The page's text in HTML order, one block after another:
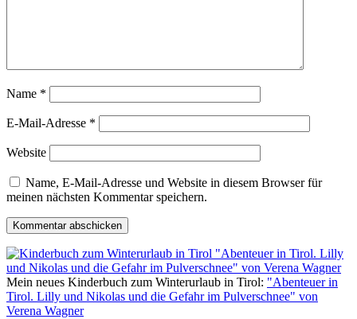
Name *
E-Mail-Adresse *
Website
Name, E-Mail-Adresse und Website in diesem Browser für
meinen nächsten Kommentar speichern.
Mein neues Kinderbuch zum Winterurlaub in Tirol: "Abenteuer in
Tirol. Lilly und Nikolas und die Gefahr im Pulverschnee" von
Verena Wagner